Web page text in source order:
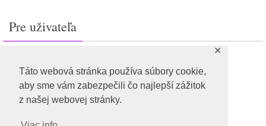
Táto webová stránka používa súbory cookie,
aby sme vám zabezpečili čo najlepší zážitok
z našej webovej stránky.
✕
Pre uživateľa
Feed záznamov
RSS feed komentárov
WordPress.org